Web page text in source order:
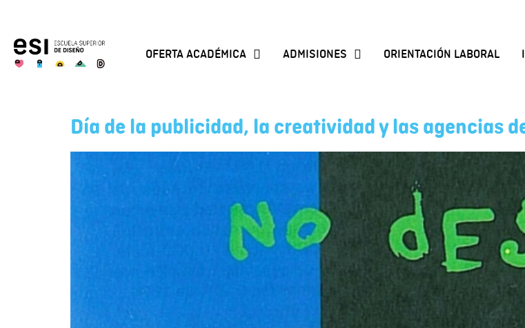
OFERTA ACADÉMICA ADMISIONES ORIENTACIÓN LABORAL
Día de la publicidad, la creatividad y las agencias